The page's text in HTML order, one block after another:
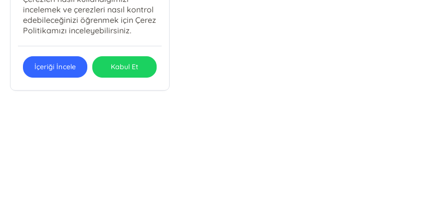
incelemek ve çerezleri nasıl kontrol
edebileceğinizi öğrenmek için Çerez
Politikamızı inceleyebilirsiniz.
İçeriği İncele Kabul Et